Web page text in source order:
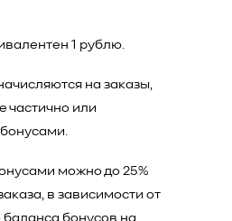
1 рублю.
на заказы,
частично или
можно до 25%
в зависимости от
баланса бонусов на